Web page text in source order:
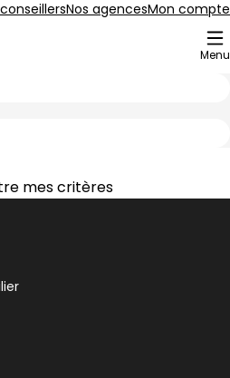
Nos agencesMon compte
Menu
mes critères